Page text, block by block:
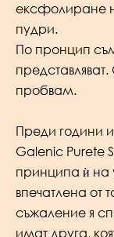
ексфолиране
пудри.
По пронцип
пробвам.
Преди години
Galenic Purete
принципа ѝ на
впечатлена от
съжаление я
имат друга,